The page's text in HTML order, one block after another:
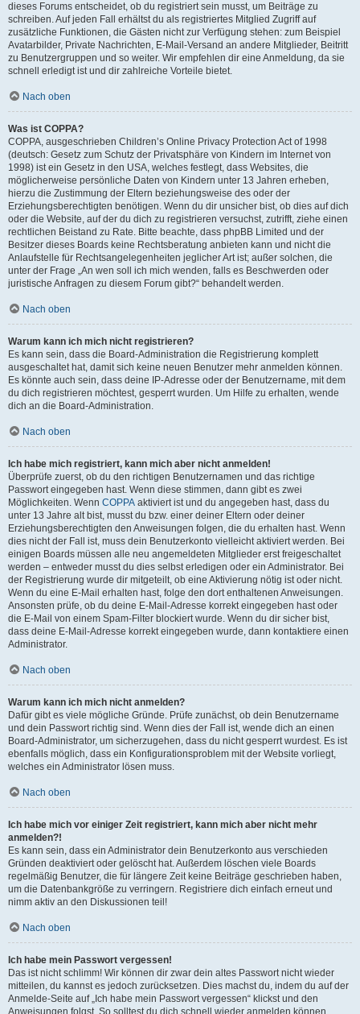
dieses Forums entscheidet, ob du registriert sein musst, um Beiträge zu
schreiben. Auf jeden Fall erhältst du als registriertes Mitglied Zugriff auf
zusätzliche Funktionen, die Gästen nicht zur Verfügung stehen: zum Beispiel
Avatarbilder, Private Nachrichten, E-Mail-Versand an andere Mitglieder, Beitritt
zu Benutzergruppen und so weiter. Wir empfehlen dir eine Anmeldung, da sie
schnell erledigt ist und dir zahlreiche Vorteile bietet.
Nach oben
Was ist COPPA?
COPPA, ausgeschrieben Children’s Online Privacy Protection Act of 1998
(deutsch: Gesetz zum Schutz der Privatsphäre von Kindern im Internet von
1998) ist ein Gesetz in den USA, welches festlegt, dass Websites, die
möglicherweise persönliche Daten von Kindern unter 13 Jahren erheben,
hierzu die Zustimmung der Eltern beziehungsweise des oder der
Erziehungsberechtigten benötigen. Wenn du dir unsicher bist, ob dies auf dich
oder die Website, auf der du dich zu registrieren versuchst, zutrifft, ziehe einen
rechtlichen Beistand zu Rate. Bitte beachte, dass phpBB Limited und der
Besitzer dieses Boards keine Rechtsberatung anbieten kann und nicht die
Anlaufstelle für Rechtsangelegenheiten jeglicher Art ist; außer solchen, die
unter der Frage „An wen soll ich mich wenden, falls es Beschwerden oder
juristische Anfragen zu diesem Forum gibt?“ behandelt werden.
Nach oben
Warum kann ich mich nicht registrieren?
Es kann sein, dass die Board-Administration die Registrierung komplett
ausgeschaltet hat, damit sich keine neuen Benutzer mehr anmelden können.
Es könnte auch sein, dass deine IP-Adresse oder der Benutzername, mit dem
du dich registrieren möchtest, gesperrt wurden. Um Hilfe zu erhalten, wende
dich an die Board-Administration.
Nach oben
Ich habe mich registriert, kann mich aber nicht anmelden!
Überprüfe zuerst, ob du den richtigen Benutzernamen und das richtige
Passwort eingegeben hast. Wenn diese stimmen, dann gibt es zwei
Möglichkeiten. Wenn COPPA aktiviert ist und du angegeben hast, dass du
unter 13 Jahre alt bist, musst du bzw. einer deiner Eltern oder deiner
Erziehungsberechtigten den Anweisungen folgen, die du erhalten hast. Wenn
dies nicht der Fall ist, muss dein Benutzerkonto vielleicht aktiviert werden. Bei
einigen Boards müssen alle neu angemeldeten Mitglieder erst freigeschaltet
werden – entweder musst du dies selbst erledigen oder ein Administrator. Bei
der Registrierung wurde dir mitgeteilt, ob eine Aktivierung nötig ist oder nicht.
Wenn du eine E-Mail erhalten hast, folge den dort enthaltenen Anweisungen.
Ansonsten prüfe, ob du deine E-Mail-Adresse korrekt eingegeben hast oder
die E-Mail von einem Spam-Filter blockiert wurde. Wenn du dir sicher bist,
dass deine E-Mail-Adresse korrekt eingegeben wurde, dann kontaktiere einen
Administrator.
Nach oben
Warum kann ich mich nicht anmelden?
Dafür gibt es viele mögliche Gründe. Prüfe zunächst, ob dein Benutzername
und dein Passwort richtig sind. Wenn dies der Fall ist, wende dich an einen
Board-Administrator, um sicherzugehen, dass du nicht gesperrt wurdest. Es ist
ebenfalls möglich, dass ein Konfigurationsproblem mit der Website vorliegt,
welches ein Administrator lösen muss.
Nach oben
Ich habe mich vor einiger Zeit registriert, kann mich aber nicht mehr
anmelden?!
Es kann sein, dass ein Administrator dein Benutzerkonto aus verschieden
Gründen deaktiviert oder gelöscht hat. Außerdem löschen viele Boards
regelmäßig Benutzer, die für längere Zeit keine Beiträge geschrieben haben,
um die Datenbankgröße zu verringern. Registriere dich einfach erneut und
nimm aktiv an den Diskussionen teil!
Nach oben
Ich habe mein Passwort vergessen!
Das ist nicht schlimm! Wir können dir zwar dein altes Passwort nicht wieder
mitteilen, du kannst es jedoch zurücksetzen. Dies machst du, indem du auf der
Anmelde-Seite auf „Ich habe mein Passwort vergessen“ klickst und den
Anweisungen folgst. So solltest du dich schnell wieder anmelden können.